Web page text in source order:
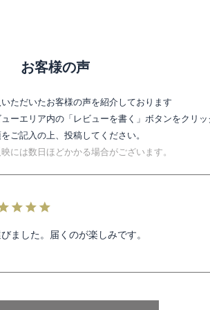
お客様の声
ただいたお客様の声を紹介しております
ーエリア内の 「レビューを書く」ボタンをクリ
ご記入の上、投稿してください。
には数日ほどかかる場合がございます。
ました。届くのが楽しみです。